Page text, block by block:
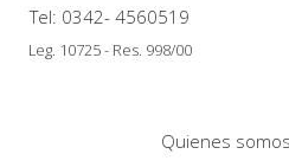
Tel: 0342- 4560519
Leg. 10725 - Res. 998/00
Quienes somos